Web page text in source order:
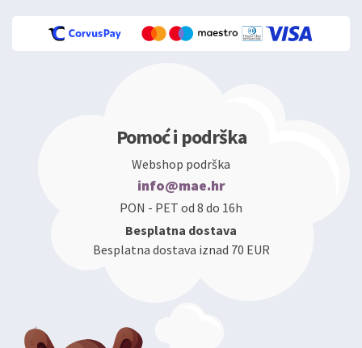
Pomoć i podrška
Webshop podrška
info@mae.hr
PON - PET od 8 do 16h
Besplatna dostava
Besplatna dostava iznad 70 EUR